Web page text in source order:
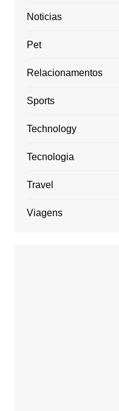
Noticias
Pet
Relacionamentos
Sports
Technology
Tecnologia
Travel
Viagens